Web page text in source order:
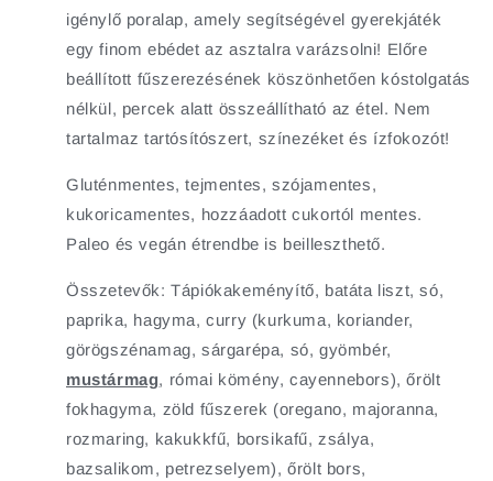
igénylő poralap, amely segítségével gyerekjáték
egy finom ebédet az asztalra varázsolni! Előre
beállított fűszerezésének köszönhetően kóstolgatás
nélkül, percek alatt összeállítható az étel. Nem
tartalmaz tartósítószert, színezéket és ízfokozót!
Gluténmentes, tejmentes, szójamentes,
kukoricamentes, hozzáadott cukortól mentes.
Paleo és vegán étrendbe is beilleszthető.
Összetevők: Tápiókakeményítő, batáta liszt, só,
paprika, hagyma, curry (kurkuma, koriander,
görögszénamag, sárgarépa, só, gyömbér,
mustármag, római kömény, cayennebors), őrölt
fokhagyma, zöld fűszerek (oregano, majoranna,
rozmaring, kakukkfű, borsikafű, zsálya,
bazsalikom, petrezselyem), őrölt bors,